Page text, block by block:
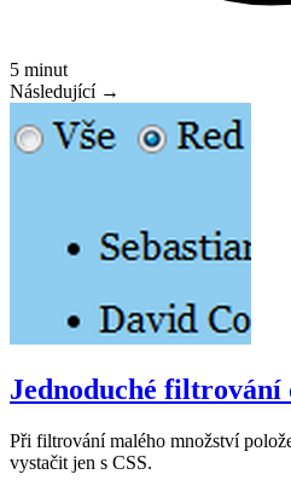
5 minut
Následující →
Jednoduché filtrování
Při filtrování malého množství
vystačit jen s CSS.